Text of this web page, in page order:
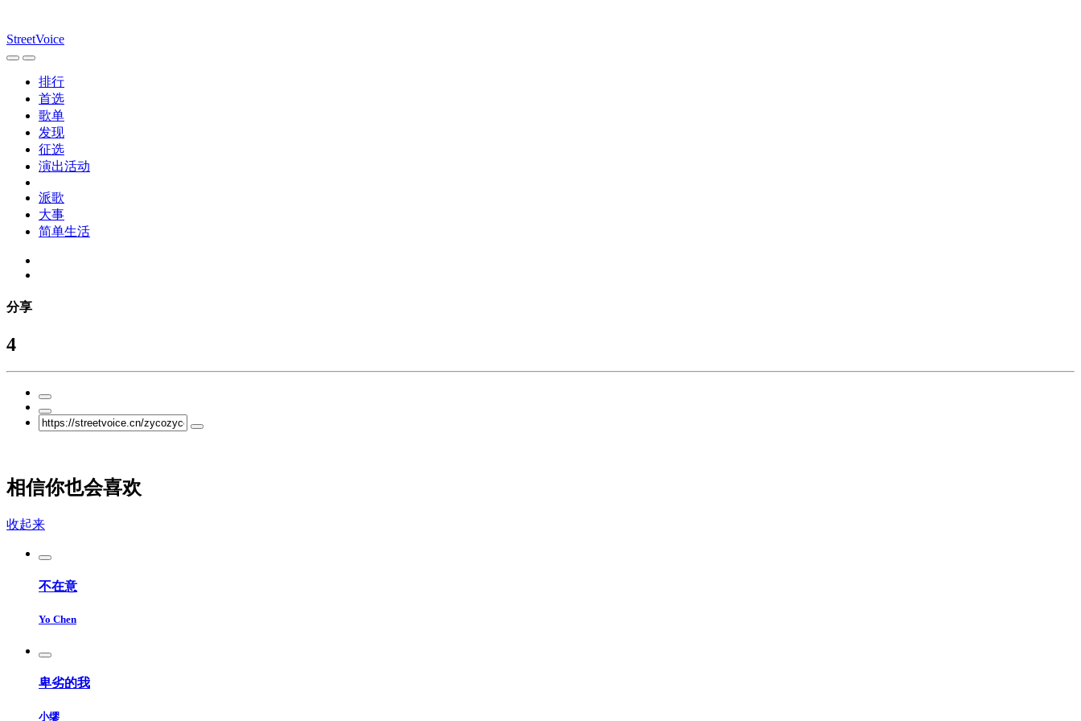
StreetVoice
排行
首选
歌单
发现
征选
演出活动
派歌
大事
简单生活
分享
4
相信你也会喜欢
收起来
不在意
Yo Chen
卑劣的我
小缪